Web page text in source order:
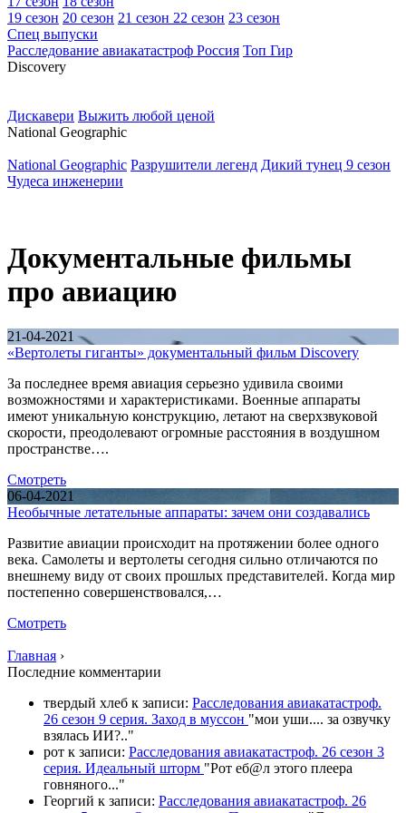
19 сезон 20 сезон 21 сезон 22 сезон 23 сезон
Спец выпуски
Расследование авиакатастроф Россия Топ Гир
Discovery
Дискавери Выжить любой ценой
National Geographic
National Geographic Разрушители легенд Дикий тунец 9 сезон
Чудеса инженерии
Документальные фильмы
про авиацию
21-04-2021
«Вертолеты гиганты» документальный фильм Discovery
За последнее время авиация серьезно удивила своими
возможностями и характеристиками. Военные аппараты
имеют уникальную конструкцию, летают на сверхзвуковой
скорости, преодолевают огромные расстояния в воздушном
пространстве….
Смотреть
06-04-2021
Необычные летательные аппараты: зачем они создавались
Развитие авиации происходит на протяжении более одного
века. Самолеты и вертолеты сегодня сильно отличаются по
внешнему виду от своих прошлых представителей. Когда мир
постепенно совершенствовался,…
Смотреть
Главная ›
Последние комментарии
твердый хлеб к записи: Расследования авиакатастроф.
26 сезон 9 серия. Заход в муссон "мои уши.... за озвучку
взялась ИИ?.."
рот к записи: Расследования авиакатастроф. 26 сезон 3
серия. Идеальный шторм "Рот еб@л этого плеера
говняного..."
Георгий к записи: Расследования авиакатастроф. 26